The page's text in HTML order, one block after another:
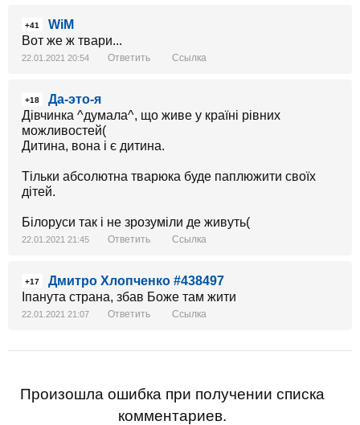
+41
WiM
Вот же ж твари...
22.01.2021 20:54 Ответить Ссылка
+18
Да-это-я
Дівчинка ^думала^, що живе у країні рівних
можливостей(
Дитина, вона і є дитина.
Тільки абсолютна тварюка буде паплюжити своїх
дітей.
Білоруси так і не зрозуміли де живуть(
22.01.2021 21:45 Ответить Ссылка
+17
Дмитро Хлопченко #438497
Іпанута страна, збав Боже там жити
22.01.2021 21:07 Ответить Ссылка
Произошла ошибка при получении списка
комментариев.